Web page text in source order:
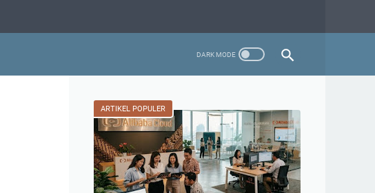
ARTIKEL POPULER